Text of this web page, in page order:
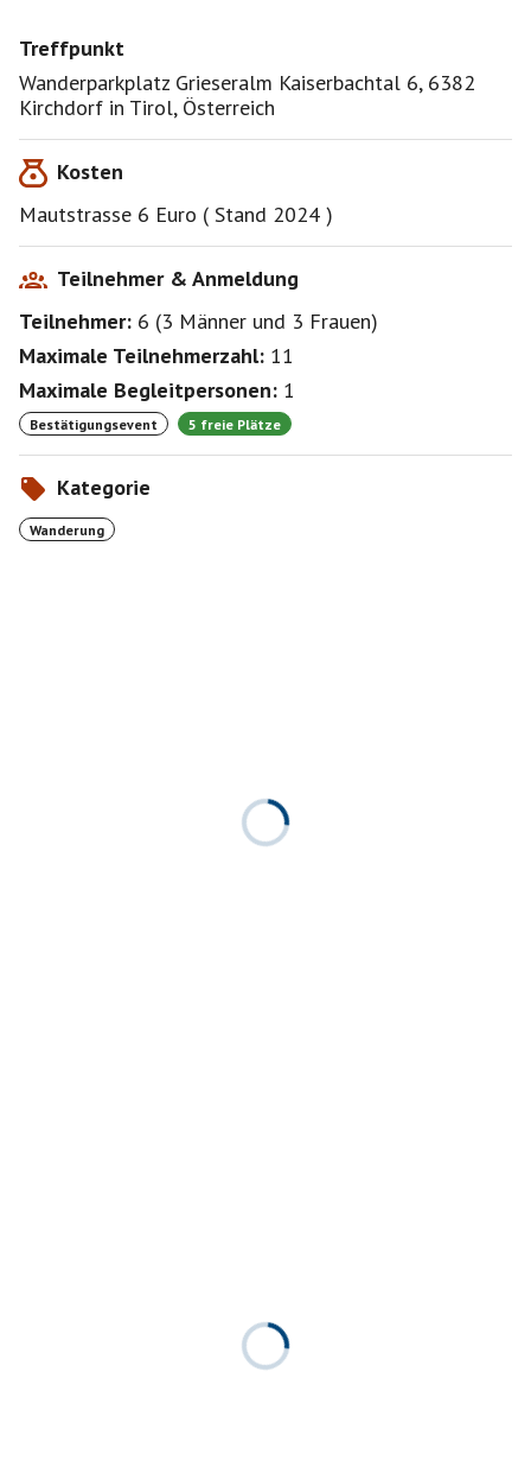
Treffpunkt
Wanderparkplatz Grieseralm Kaiserbachtal 6, 6382
Kirchdorf in Tirol, Österreich
Kosten
Mautstrasse 6 Euro ( Stand 2024 )
Teilnehmer & Anmeldung
Teilnehmer: 6 (3 Männer und 3 Frauen)
Maximale Teilnehmerzahl: 11
Maximale Begleitpersonen: 1
Bestätigungsevent 5 freie Plätze
Kategorie
Wanderung